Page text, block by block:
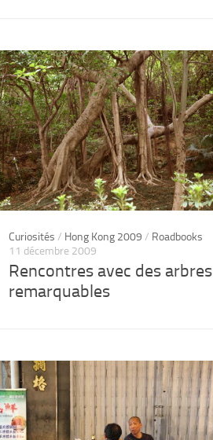
Curiosités / Hong Kong 2009 / Roadbooks
11 décembre 2009
Rencontres avec des arbres
remarquables